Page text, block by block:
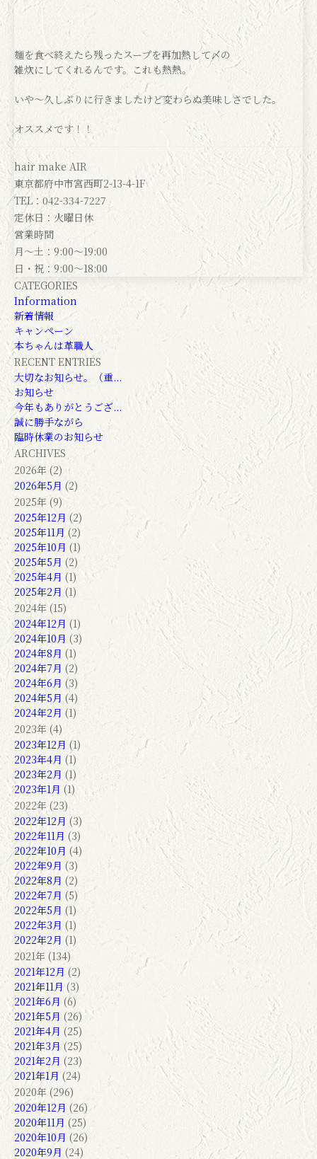
麺を食べ終えたら残ったスープを再加熱して〆の
雑炊にしてくれるんです。これも熱熱。
いや〜久しぶりに行きましたけど変わらぬ美味しさでした。
オススメです！！
hair make AIR
東京都府中市宮西町2-13-4-1F
TEL：042-334-7227
定休日：火曜日休
営業時間
月～土：9:00～19:00
日・祝：9:00～18:00
CATEGORIES
Information
新着情報
キャンペーン
本ちゃんは革職人
RECENT ENTRIES
大切なお知らせ。（重...
お知らせ
今年もありがとうござ...
誠に勝手ながら
臨時休業のお知らせ
ARCHIVES
2026年 (2)
2026年5月 (2)
2025年 (9)
2025年12月 (2)
2025年11月 (2)
2025年10月 (1)
2025年5月 (2)
2025年4月 (1)
2025年2月 (1)
2024年 (15)
2024年12月 (1)
2024年10月 (3)
2024年8月 (1)
2024年7月 (2)
2024年6月 (3)
2024年5月 (4)
2024年2月 (1)
2023年 (4)
2023年12月 (1)
2023年4月 (1)
2023年2月 (1)
2023年1月 (1)
2022年 (23)
2022年12月 (3)
2022年11月 (3)
2022年10月 (4)
2022年9月 (3)
2022年8月 (2)
2022年7月 (5)
2022年5月 (1)
2022年3月 (1)
2022年2月 (1)
2021年 (134)
2021年12月 (2)
2021年11月 (3)
2021年6月 (6)
2021年5月 (26)
2021年4月 (25)
2021年3月 (25)
2021年2月 (23)
2021年1月 (24)
2020年 (296)
2020年12月 (26)
2020年11月(25)
2020年10月 (26)
2020年9月 (24)